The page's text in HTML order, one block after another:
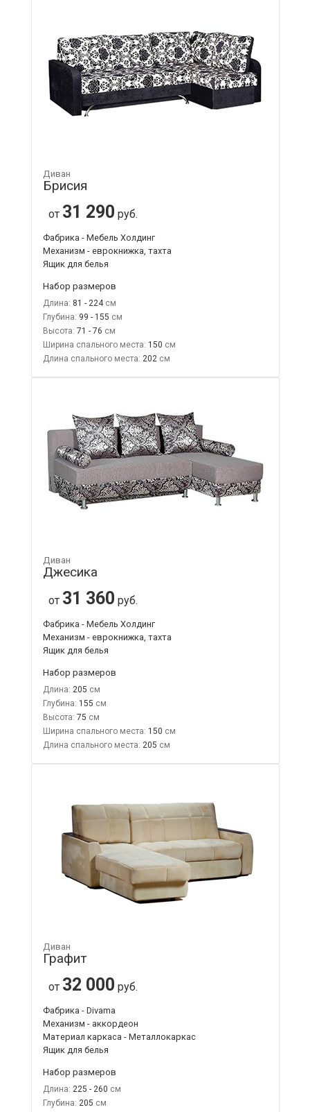
Диван
Брисия
от 31 290 руб.
Фабрика - Мебель Холдинг
Механизм - еврокнижка, тахта
Ящик для белья
Набор размеров
Длина: 81 - 224
Глубина: 99 - 155
Высота: 71 - 76
Ширина спального места: 150
Длина спального места: 202
Диван
Джесика
от 31 360 руб.
Фабрика - Мебель Холдинг
Механизм - еврокнижка, тахта
Ящик для белья
Набор размеров
Длина: 205
Глубина: 155
Высота: 75
Ширина спального места: 150
Длина спального места: 205
Диван
Графит
от 32 000 руб.
Фабрика - Divama
Механизм - аккордеон
Материал каркаса - Металлокаркас
Ящик для белья
Набор размеров
Длина: 225 - 260
Глубина: 205